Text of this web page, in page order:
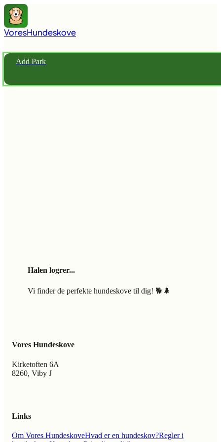
VoresHundeskove
Add Park
Halen logrer...
Vi finder de perfekte hundeskove til dig! 🐕🌲
Vores Hundeskove
Kirketoften 6A
8260, Viby J
Links
Om Vores HundeskoveHvad er en hundeskov?Regler i